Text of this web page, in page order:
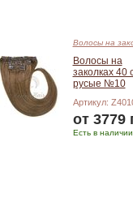
Волосы на
Волосы на
заколках 40
русые №10
Артикул:
от 3779
Есть в наличии